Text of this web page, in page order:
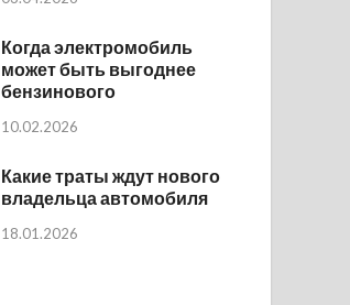
Когда электромобиль
может быть выгоднее
бензинового
10.02.2026
Какие траты ждут нового
владельца автомобиля
18.01.2026